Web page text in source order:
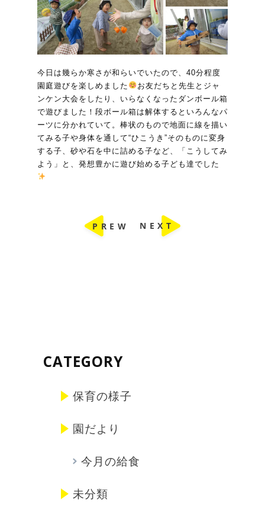
今日は幾らか寒さが和らいでいたので、40分程度
園庭遊びを楽しめました
お友だちと先生とジャ
ンケン大会をしたり、いらなくなったダンボール箱
で遊びました！段ボール箱は解体するといろんなパ
ーツに分かれていて。棒状のもので地面に線を描い
てみる子や身体を通して“ひこうき”そのものに変身
する子、砂や石を中に詰める子など、「こうしてみ
よう」と、発想豊かに遊び始める子ども達でした
CATEGORY
保育の様子
園だより
今月の給食
未分類